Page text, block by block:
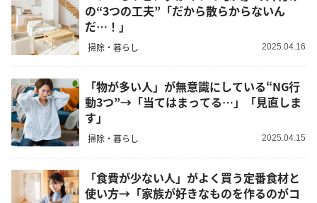
の“3つの工夫”「だから散らからないん
だ…！」
掃除・暮らし 2025.04.16
「物が多い人」が無意識にしている“NG行
動3つ”→「当てはまってる…」「見直しま
す」
掃除・暮らし 2025.04.15
「食費が少ない人」がよく買う定番食材と
使い方→「家族が好きなものを作るのがコ